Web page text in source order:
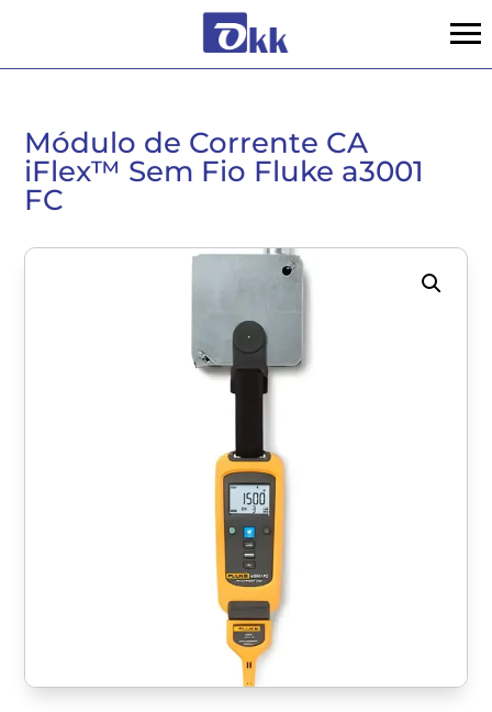
Módulo de Corrente CA
iFlex™ Sem Fio Fluke a3001
FC